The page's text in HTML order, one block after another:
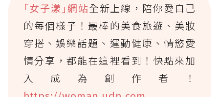
｢女子漾｣網站全新上線，陪你愛自己
的每個樣子！最棒的美食旅遊、美妝
穿搭、娛樂話題、運動健康、情慾愛
情分享，都能在這裡看到！快點來加
入成為創作者！